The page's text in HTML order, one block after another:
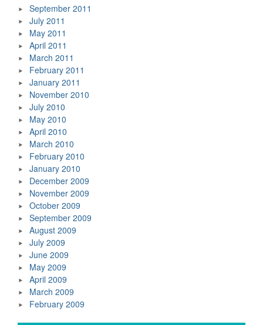
September 2011
July 2011
May 2011
April 2011
March 2011
February 2011
January 2011
November 2010
July 2010
May 2010
April 2010
March 2010
February 2010
January 2010
December 2009
November 2009
October 2009
September 2009
August 2009
July 2009
June 2009
May 2009
April 2009
March 2009
February 2009